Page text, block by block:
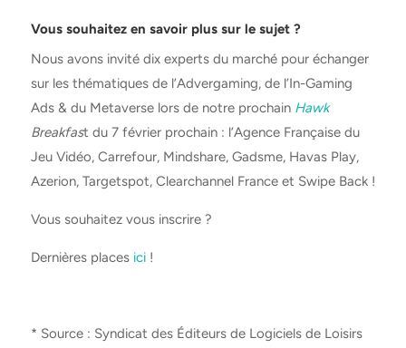
Vous souhaitez en savoir plus sur le sujet ?
Nous avons invité dix experts du marché pour échanger
sur les thématiques de l’Advergaming, de l’In-Gaming
Ads & du Metaverse lors de notre prochain Hawk
Breakfast du 7 février prochain : l’Agence Française du
Jeu Vidéo, Carrefour, Mindshare, Gadsme, Havas Play,
Azerion, Targetspot, Clearchannel France et Swipe Back !
Vous souhaitez vous inscrire ?
Dernières places ici!
* Source : Syndicat des Éditeurs de Logiciels de Loisirs